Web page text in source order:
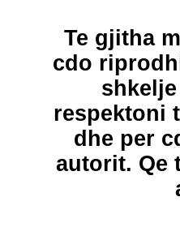
Te gjitha
cdo
respektoni
dhe per
autorit. Qe